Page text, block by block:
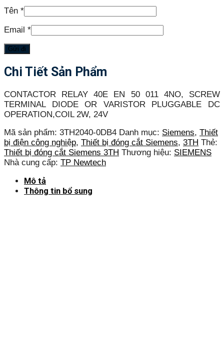
Tên *
Email *
Chi Tiết Sản Phẩm
CONTACTOR RELAY 40E EN 50 011 4NO, SCREW
TERMINAL DIODE OR VARISTOR PLUGGABLE DC
OPERATION,COIL 2W, 24V
Mã sản phẩm: 3TH2040-0DB4 Danh mục: Siemens, Thiết
bị điện công nghiệp, Thiết bị đóng cắt Siemens, 3TH Thẻ:
Thiết bị đóng cắt Siemens 3TH Thương hiệu: SIEMENS
Nhà cung cấp: TP Newtech
Mô tả
Thông tin bổ sung